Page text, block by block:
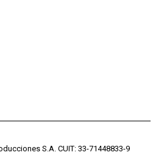
S.A. CUIT: 33-71448833-9